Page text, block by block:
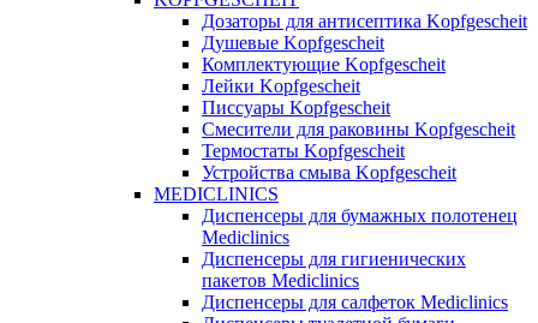
Дозаторы для антисептика Kopfgescheit
Душевые Kopfgescheit
Комплектующие Kopfgescheit
Лейки Kopfgescheit
Писсуары Kopfgescheit
Смесители для раковины Kopfgescheit
Термостаты Kopfgescheit
Устройства смыва Kopfgescheit
MEDICLINICS
Диспенсеры для бумажных полотенец
Mediclinics
Диспенсеры для гигиенических
пакетов Mediclinics
Диспенсеры для салфеток Mediclinics